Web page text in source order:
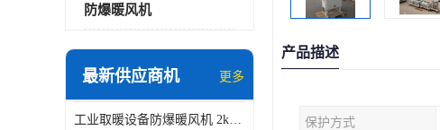
防爆暖风机
最新供应商机 更多
工业取暖设备防爆暖风机 2kw-30kw 壁挂式、立式
产品描述
保护方式